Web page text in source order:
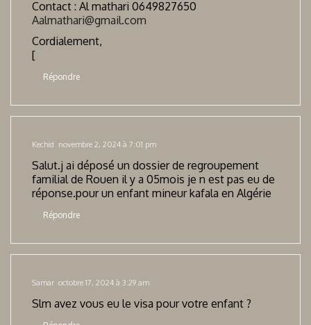
Contact : Al mathari 0649827650
Aalmathari@gmail.com
Cordialement,
[
Répondre
Kechid novembre 2, 2024 à 7:01 pm
Salut.j ai déposé un dossier de regroupement
familial de Rouen il y a 05mois je n est pas eu de
réponse.pour un enfant mineur kafala en Algérie
Répondre
Samar octobre 17, 2024 à 3:29 am
Slm avez vous eu le visa pour votre enfant ?